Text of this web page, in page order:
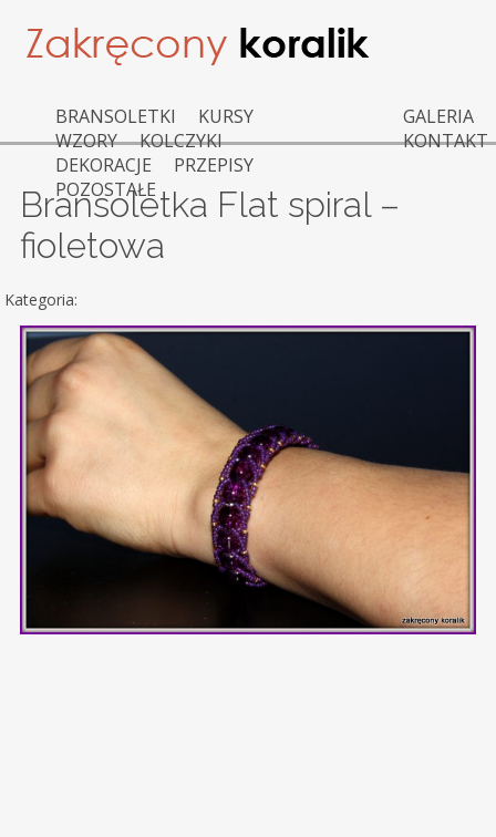
BRANSOLETKI
KURSY
WZORY
KOLCZYKI
DEKORACJE
PRZEPISY
POZOSTAŁE
GALERIA
KONTAKT
Bransoletka Flat spiral –
fioletowa
Kategoria: